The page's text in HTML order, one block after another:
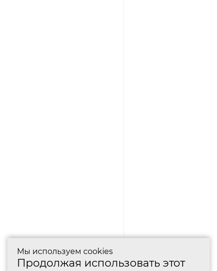
Мы используем cookies
Продолжая использовать этот